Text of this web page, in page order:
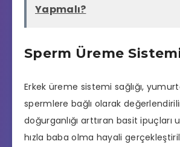
Yapmalı?
Sperm Üreme Sistemi
Erkek üreme sistemi sağlığı,
spermlere bağlı olarak
doğurganlığı arttıran basit ipuçları
hızla baba olma hayali